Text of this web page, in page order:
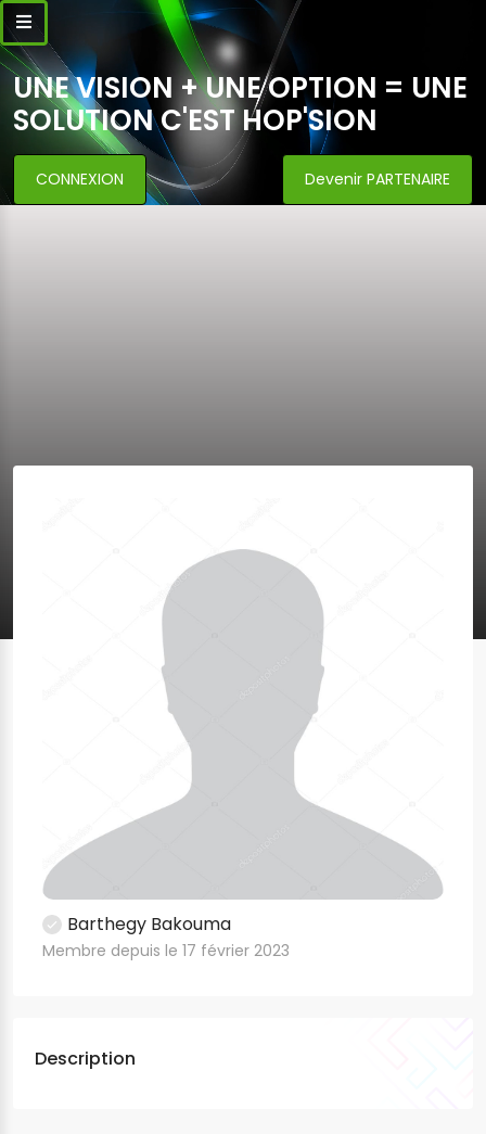
UNE VISION + UNE OPTION = UNE
SOLUTION C'EST HOP'SION
CONNEXION Devenir PARTENAIRE
Barthegy Bakouma
Membre depuis le 17 février 2023
Description